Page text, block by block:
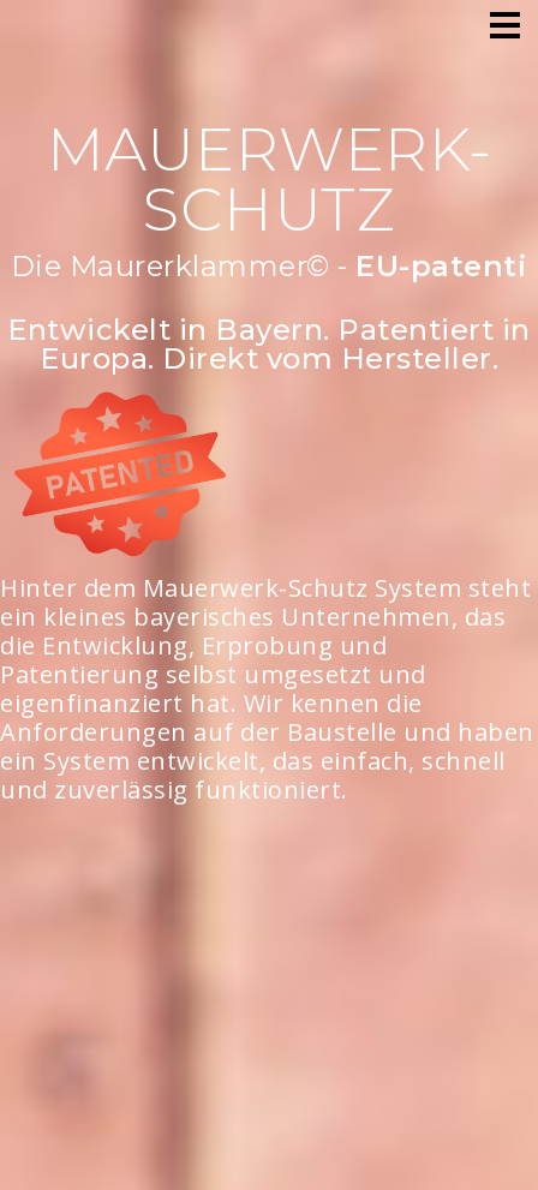
MAUERWERK-
SCHUTZ
Die Maurerklammer© - Robust & st
Entwickelt in Bayern. Patentiert in
Europa. Direkt vom Hersteller.
Hinter dem Mauerwerk-Schutz System steht
ein kleines bayerisches Unternehmen, das
die Entwicklung, Erprobung und
Patentierung selbst umgesetzt und
eigenfinanziert hat. Wir kennen die
Anforderungen auf der Baustelle und haben
ein System entwickelt, das einfach, schnell
und zuverlässig funktioniert.